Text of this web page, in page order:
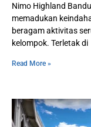
Nimo Highland
memadukan
beragam aktivitas
kelompok. Terletak di
Read More »